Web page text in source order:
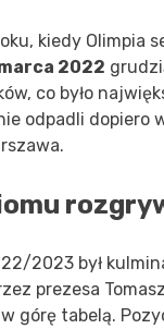
kiedy Olimpia
2022
co było
odpadli dopiero
2023 był
prezesa
górę tabelą.